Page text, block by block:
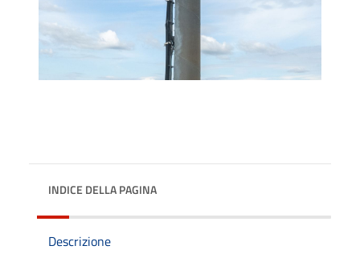
INDICE DELLA PAGINA
Descrizione